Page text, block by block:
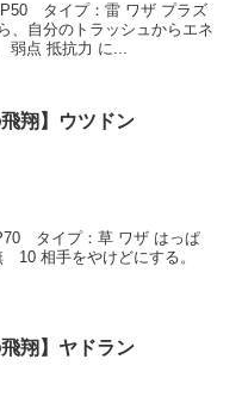
タイプ：雷 ワザ プラズ
自分のトラッシュからエネ
弱点 抵抗力 に...
飛翔】ウツドン
タイプ：草 ワザ はっぱ
相手をやけどにする。
飛翔】ヤドラン